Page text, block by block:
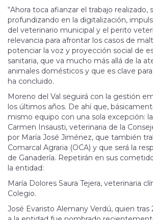
“Ahora toca afianzar el trabajo realizado,
profundizando en la digitalización,
del veterinario municipal y el perito
relevancia para afrontar los casos de
potenciar la voz y proyección social de
sanitaria, que va mucho más allá de la
animales domésticos y que es clave para
ha concluido.
Moreno del Val seguirá con la gestión
los últimos años. De ahí que,
mismo equipo con una sola excepción:
Carmen Insausti, veterinaria de la
por María José Jiménez, que también
Comarcal Agraria (OCA) y que será la
de Ganadería. Repetirán en sus
la entidad:
María Dolores Saura Tejera, veterinaria
Colegio.
José Evaristo Alemany Verdú, quien tras